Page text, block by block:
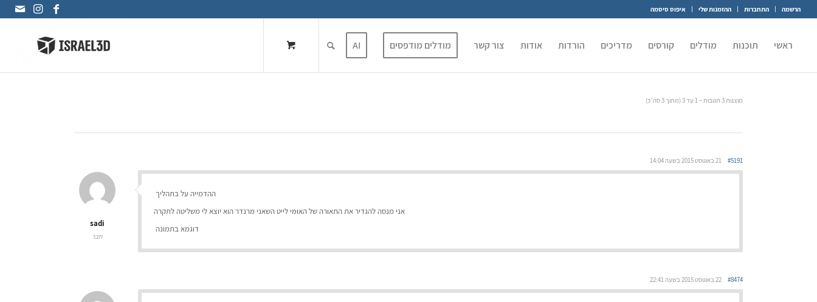
הרשמה התחברות ההזמנות שלי איפוס סיסמה
ראשי תוכנות מודלים קורסים מדריכים הורדות אודות צור קשר מודלים מודפסים AI
מוצגות 3 תגובות – 1 עד 3 (מתוך 3 סה״כ)
21 באוגוסט 2015 בשעה 14:04 #5191
sadi
חבר
ההדמייה על בתהליך
אני מנסה להגדיר את התאורה של האומי לייט השאני מרנדר הוא יוצא לי משליטה לתקרה
דוגמא בתמונה
22 באוגוסט 2015 בשעה 22:41 #8474